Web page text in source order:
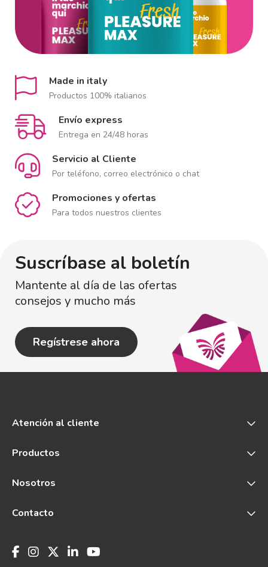
Made in italy
Productos 100% italianos
Envío express
Entrega en 24/48 horas
Servicio al Cliente
Por teléfono, correo electrónico o chat
Promociones y ofertas
Para todos nuestros clientes
Suscríbase al boletín
Mantente al día de las ofertas
consejos y mucho más
Regístrese ahora
Atención al cliente
Productos
Nosotros
Contacto